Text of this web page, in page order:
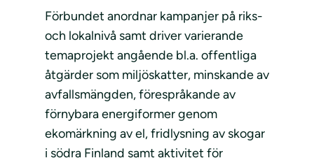
Förbundet anordnar kampanjer på riks-
och lokalnivå samt driver varierande
temaprojekt angående bl.a. offentliga
åtgärder som miljöskatter, minskande av
avfallsmängden, förespråkande av
förnybara energiformer genom
ekomärkning av el, fridlysning av skogar
i södra Finland samt aktivitet för